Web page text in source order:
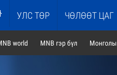
УЛС ТӨР ЧӨЛӨӨТ ЦАГ
world MNB гэр бүл